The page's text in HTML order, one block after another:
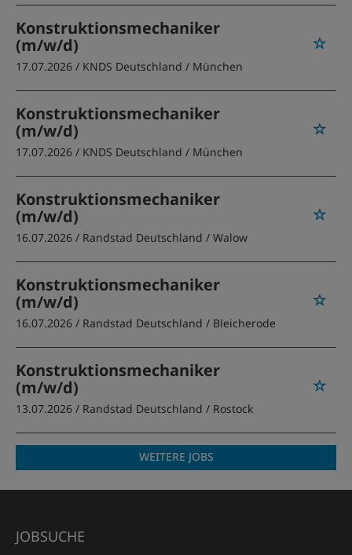
Konstruktionsmechaniker
(m/w/d)
17.07.2026 / KNDS Deutschland / München
Konstruktionsmechaniker
(m/w/d)
17.07.2026 / KNDS Deutschland / München
Konstruktionsmechaniker
(m/w/d)
16.07.2026 / Randstad Deutschland / Walow
Konstruktionsmechaniker
(m/w/d)
16.07.2026 / Randstad Deutschland / Bleicherode
Konstruktionsmechaniker
(m/w/d)
13.07.2026 / Randstad Deutschland / Rostock
WEITERE JOBS
JOBSUCHE